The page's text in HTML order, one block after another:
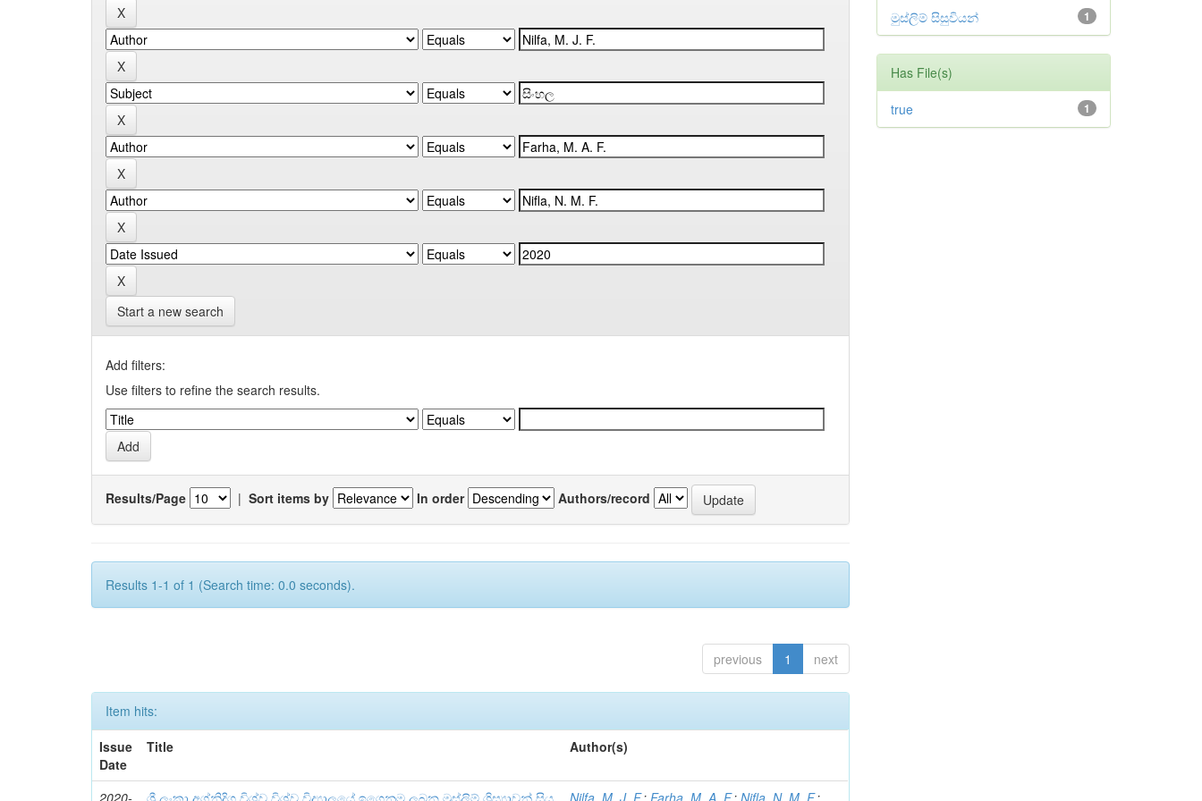
Start a new search
Add filters:
Use filters to refine the search results.
Results/Page | Sort items by In order Authors/record
Results 1-1 of 1 (Search time: 0.0 seconds).
previous 1 next
Item hits:
Issue
Date
Title Author(s)
2020- ශ්‍රී ලංකා අග්නිදිග විශ්ව විශ්ව විද්‍යාලයේ ඉගෙනුම ලබන මුස්ලිම් ශිස්‍යාවන් සිය Nilfa, M. J. F.; Farha, M. A. F.;Nifla, N. M. F.;
1
මුස්ලිම් සිසුවියන්
Has File(s)
1
true